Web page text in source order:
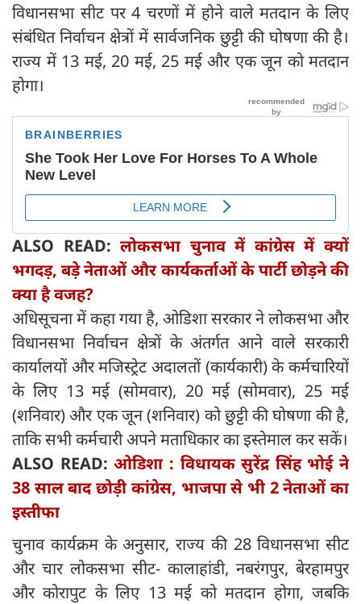
विधानसभा सीट पर 4 चरणों में होने वाले मतदान के लिए
संबंधित निर्वाचन क्षेत्रों में सार्वजनिक छुट्टी की घोषणा की है।
राज्य में 13 मई, 20 मई, 25 मई और एक जून को मतदान
होगा।
ALSO READ:लोकसभा चुनाव में कांग्रेस में क्यों
भगदड़, बड़े नेताओं और कार्यकर्ताओं के पार्टी छोड़ने की
क्या है वजह?
अधिसूचना में कहा गया है, ओडिशा सरकार ने लोकसभा और
विधानसभा निर्वाचन क्षेत्रों के अंतर्गत आने वाले सरकारी
कार्यालयों और मजिस्ट्रेट अदालतों (कार्यकारी) के कर्मचारियों
के लिए 13 मई (सोमवार), 20 मई (सोमवार), 25 मई
(शनिवार) और एक जून (शनिवार) को छुट्टी की घोषणा की है,
ताकि सभी कर्मचारी अपने मताधिकार का इस्तेमाल कर सकें।
ALSO READ:ओडिशा : विधायक सुरेंद्र सिंह भोई ने
38 साल बाद छोड़ी कांग्रेस, भाजपा से भी 2 नेताओं का
इस्तीफा
चुनाव कार्यक्रम के अनुसार, राज्य की 28 विधानसभा सीट
और चार लोकसभा सीट- कालाहांडी, नबरंगपुर, बेरहामपुर
और कोरापुट के लिए 13 मई को मतदान होगा, जबकि